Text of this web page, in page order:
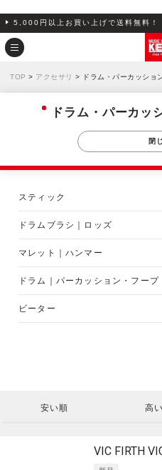
5,000円以上お買い上げで送料無料！
TOP > アクセサリ > ドラム・パーカッショ
ドラム・パーカッ
スティック
ドラムブラシ｜ロッズ
マレット｜ハンマー
ドラム｜パーカッション・フープ
ビーター
安い順 高
VIC FIRTH